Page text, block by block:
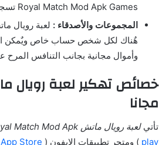
Royal Match Mod Apk Games تسجيل الدخول بحسابك ومن ثم حفظ التقدم الخاص بك فيها.
المجموعات والأصدقاء :
هٌناك لكل شخص حساب خاص ويٌمكن
وأموال مجانية بجانب التنافس المرح
مجانا
تأتيلعبة رويال ماتش Royal Match Mod Apk
play ) ومتجر تطبيقات الايفون ( App Store